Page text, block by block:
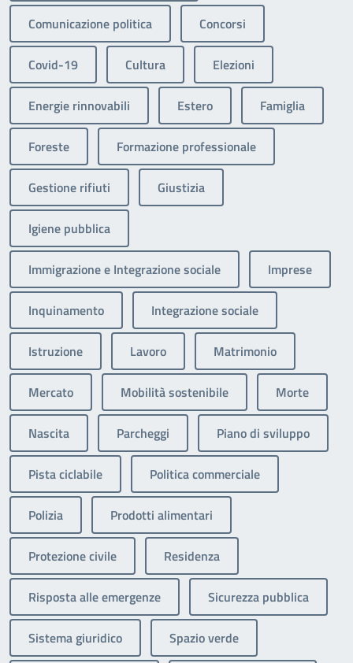
Comunicazione politica Concorsi
Covid-19 Cultura Elezioni
Energie rinnovabili Estero Famiglia
Foreste Formazione professionale
Gestione rifiuti Giustizia
Igiene pubblica
Immigrazione e Integrazione sociale Imprese
Inquinamento Integrazione sociale
Istruzione Lavoro Matrimonio
Mercato Mobilità sostenibile Morte
Nascita Parcheggi Piano di sviluppo
Pista ciclabile Politica commerciale
Polizia Prodotti alimentari
Protezione civile Residenza
Risposta alle emergenze Sicurezza pubblica
Sistema giuridico Spazio verde